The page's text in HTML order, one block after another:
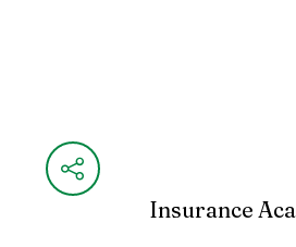
Insurance